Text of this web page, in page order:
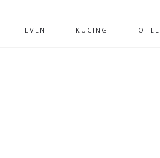
EVENT KUCING HOTEL